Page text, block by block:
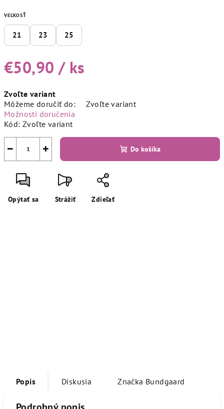
VEĽKOSŤ
21 23 25
€50,90 / ks
cena:
Zvoľte variant
Môžeme doručiť do:
Zvoľte variant
Možnosti doručenia
Kód: Zvoľte variant
+
− Do košíka
Opýtať sa Strážiť Zdieľať
Popis Diskusia Značka Bundgaard